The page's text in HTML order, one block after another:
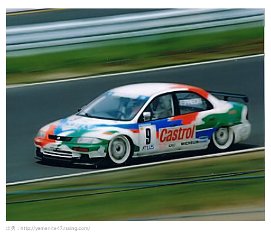
出典：http://yemenite47.rssing.com/